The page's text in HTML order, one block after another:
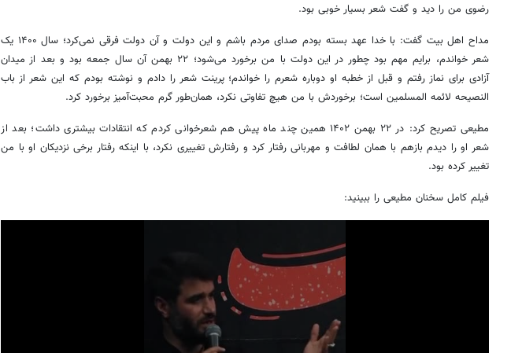
رضوی من را دید و گفت شعر بسیار خوبی بود.
مداح اهل بیت گفت: با خدا عهد بسته بودم صدای مردم باشم و این دولت و آن دولت فرقی نمی‌کرد؛ سال ۱۴۰۰ یک
شعر خواندم، برایم مهم بود چطور در این دولت با من برخورد می‌شود؛ ۲۲ بهمن آن سال جمعه بود و بعد از میدان
آزادی برای نماز رفتم و قبل از خطبه او دوباره شعرم را خواندم؛ پرینت شعر را دادم و نوشته بودم که این شعر از باب
النصیحه لائمه المسلمین است؛ برخوردش با من هیچ تفاوتی نکرد، همان‌طور گرم محبت‌آمیز برخورد کرد.
مطیعی تصریح کرد: در ۲۲ بهمن ۱۴۰۲ همین چند ماه پیش هم شعرخوانی کردم که انتقادات بیشتری داشت‌؛ بعد از
شعر او را دیدم بازهم با همان لطافت و مهربانی رفتار کرد و رفتارش تغییری نکرد، با اینکه رفتار برخی نزدیکان او با من
تغییر کرده بود.
فیلم کامل سخنان مطیعی را ببینید: